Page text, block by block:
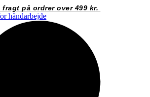
fragt på ordrer over 499 kr.